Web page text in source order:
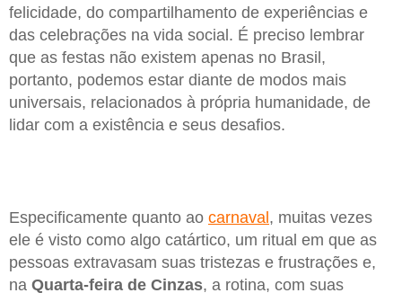
felicidade, do compartilhamento de experiências e
das celebrações na vida social. É preciso lembrar
que as festas não existem apenas no Brasil,
portanto, podemos estar diante de modos mais
universais, relacionados à própria humanidade, de
lidar com a existência e seus desafios.
Especificamente quanto ao carnaval , muitas vezes
ele é visto como algo catártico, um ritual em que as
pessoas extravasam suas tristezas e frustrações e,
na Quarta-feira de Cinzas, a rotina, com suas